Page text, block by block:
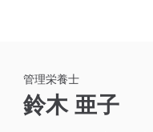
管理栄養士
鈴木 亜子